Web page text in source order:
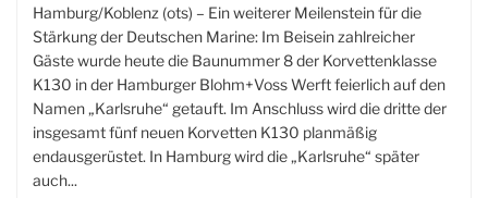
Hamburg/Koblenz (ots) – Ein weiterer Meilenstein für die
Stärkung der Deutschen Marine: Im Beisein zahlreicher
Gäste wurde heute die Baunummer 8 der Korvettenklasse
K130 in der Hamburger Blohm+Voss Werft feierlich auf den
Namen „Karlsruhe“ getauft. Im Anschluss wird die dritte der
insgesamt fünf neuen Korvetten K130 planmäßig
endausgerüstet. In Hamburg wird die „Karlsruhe“ später
auch...